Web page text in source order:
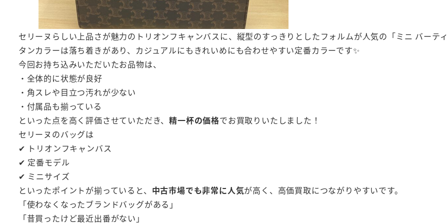
セリーヌらしい上品さが魅力のトリオンフキャンバスに、縦型のすっきりとしたフォルムが人気の「ミニ バーティ
タンカラーは落ち着きがあり、カジュアルにもきれいめにも合わせやすい定番カラーです✨
今回お持ち込みいただいたお品物は、
・全体的に状態が良好
・角スレや目立つ汚れが少ない
・付属品も揃っている
といった点を高く評価させていただき、精一杯の価格でお買取りいたしました！
セリーヌのバッグは
✔ トリオンフキャンバス
✔ 定番モデル
✔ ミニサイズ
といったポイントが揃っていると、 中古市場でも非常に人気が高く、高価買取につながりやすいです。
「使わなくなったブランドバッグがある」
「昔買ったけど最近出番がない」